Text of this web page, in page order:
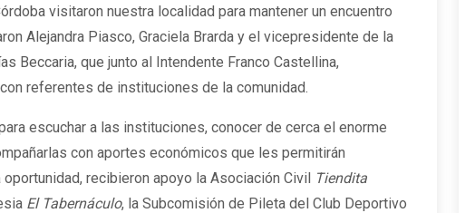
visitaron nuestra localidad para mantener un encuentro
Alejandra Piasco, Graciela Brarda y el vicepresidente de la
Beccaria, que junto al Intendente Franco Castellina,
referentes de instituciones de la comunidad.
escuchar a las instituciones, conocer de cerca el enorme
con aportes económicos que les permitirán
recibieron apoyo la Asociación Civil Tiendita
El Tabernáculo, la Subcomisión de Pileta del Club Deportivo